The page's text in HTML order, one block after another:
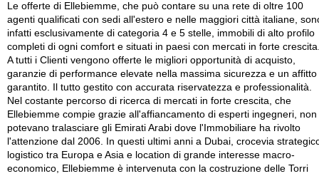
Le offerte di Ellebiemme, che può contare su una rete di oltre 100
agenti qualificati con sedi all'estero e nelle maggiori città italiane,
infatti esclusivamente di categoria 4 e 5 stelle, immobili di alto profilo
completi di ogni comfort e situati in paesi con mercati in forte
A tutti i Clienti vengono offerte le migliori opportunità di acquisto,
garanzie di performance elevate nella massima sicurezza e un affitto
garantito. Il tutto gestito con accurata riservatezza e professionalità.
Nel costante percorso di ricerca di mercati in forte crescita, che
Ellebiemme compie grazie all'affiancamento di esperti ingegneri, non
potevano tralasciare gli Emirati Arabi dove l'Immobiliare ha rivolto
l'attenzione dal 2006. In questi ultimi anni a Dubai, crocevia
logistico tra Europa e Asia e location di grande interesse macro-
economico, Ellebiemme è intervenuta con la costruzione delle Torri